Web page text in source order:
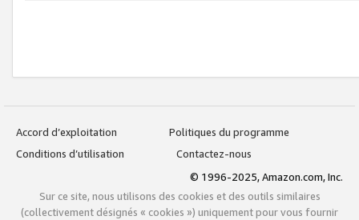
Accord d’exploitation
Politiques du programme
Conditions d’utilisation
Contactez-nous
© 1996-2025, Amazon.com, Inc.
Sur ce site, nous utilisons des cookies et des outils similaires
(collectivement désignés « cookies ») uniquement pour vous fournir